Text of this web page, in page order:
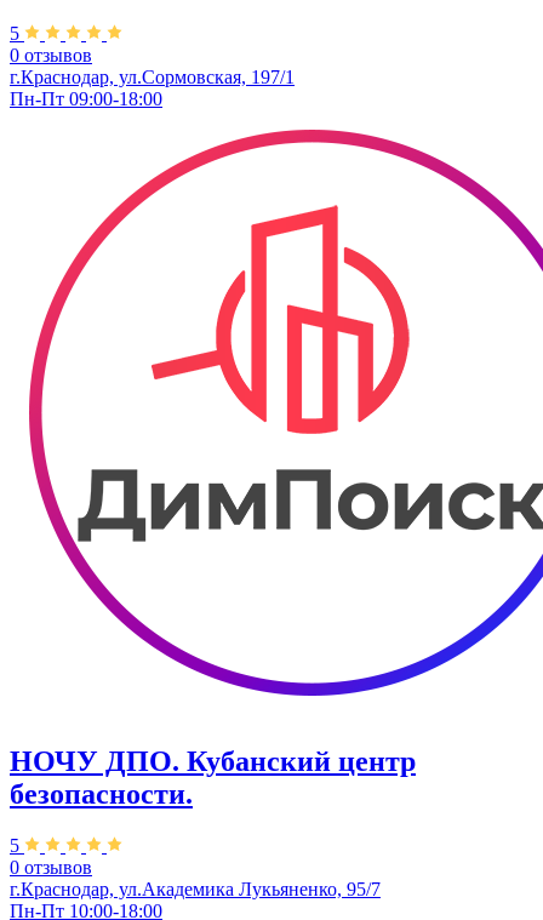
5
0 отзывов
г.Краснодар, ул.Сормовская, 197/1
Пн-Пт 09:00-18:00
НОЧУ ДПО. Кубанский центр
безопасности.
5
0 отзывов
г.Краснодар, ул.Академика Лукьяненко, 95/7
Пн-Пт 10:00-18:00